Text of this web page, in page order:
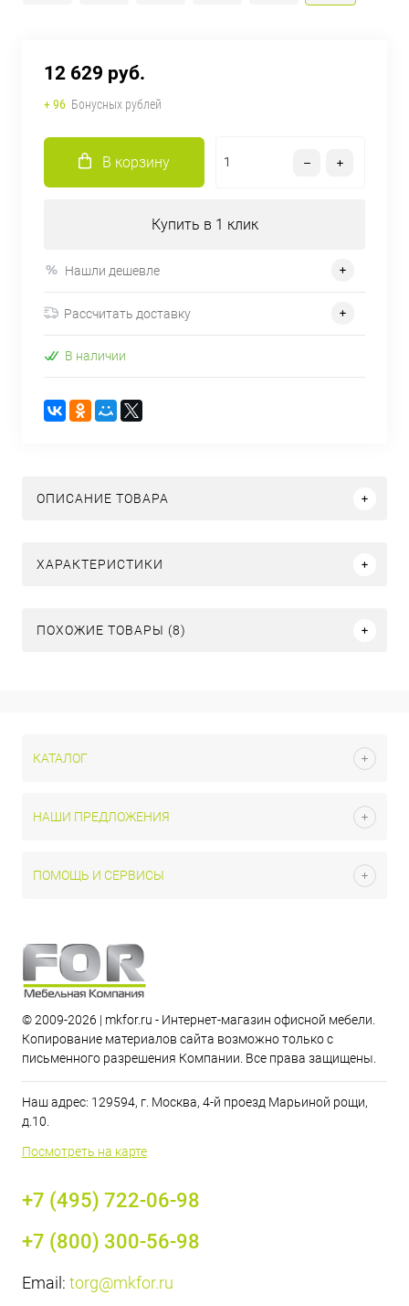
12 629 руб.
+ 96 Бонусных рублей
В корзину
Купить в 1 клик
Нашли дешевле
Рассчитать доставку
В наличии
ОПИСАНИЕ ТОВАРА
ХАРАКТЕРИСТИКИ
ПОХОЖИЕ ТОВАРЫ (8)
КАТАЛОГ
НАШИ ПРЕДЛОЖЕНИЯ
ПОМОЩЬ И СЕРВИСЫ
© 2009-2026 | mkfor.ru - Интернет-магазин офисной мебели.
Копирование материалов сайта возможно только с
письменного разрешения Компании. Все права защищены.
Наш адрес: 129594, г. Москва, 4-й проезд Марьиной рощи,
д.10.
Посмотреть на карте
+7 (495) 722-06-98
+7 (800) 300-56-98
Email: torg@mkfor.ru